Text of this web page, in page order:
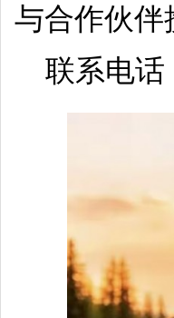
与合作伙伴
联系电话